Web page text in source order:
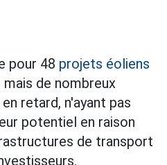
pour 48 projets éoliens
de nombreux
retard, n'ayant pas
potentiel en raison
de transport